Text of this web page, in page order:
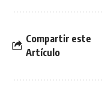
Compartir este
Artículo